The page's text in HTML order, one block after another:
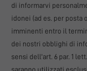
di informarvi
idonei (ad es. per posta
imminenti entro il
dei nostri obblighi di
sensi dell'art. 6 par. 1